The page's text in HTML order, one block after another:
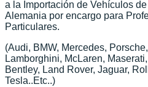
a la Importación de Vehículos
Alemania por encargo para
Particulares.
(Audi, BMW, Mercedes,
Lamborghini, McLaren,
Bentley, Land Rover, Jaguar,
Tesla..Etc..)